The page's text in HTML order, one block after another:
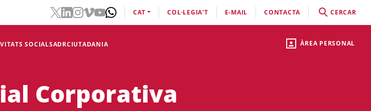
ÀREA PERSONAL
SOCIALSADRCIUTADANIA
CAT COL·LEGIA'T E-MAIL CONTACTA CERCAR
Corporativa